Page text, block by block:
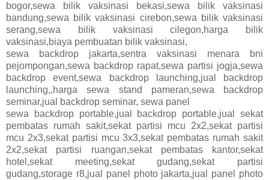
bogor,sewa bilik vaksinasi bekasi,sewa bilik vaksinasi
bandung,sewa bilik vaksinasi cirebon,sewa bilik vaksinasi
serang,sewa bilik vaksinasi cilegon,harga bilik
vaksinasi,biaya pembuatan bilik vaksinasi,
sewa backdrop jakarta,sentra vaksinasi menara bni
pejompongan,sewa backdrop rapat,sewa partisi jogja,sewa
backdrop event,sewa backdrop launching,jual backdrop
launching,,harga sewa stand pameran,sewa backdrop
seminar,jual backdrop seminar, sewa panel
sewa backdrop portable,jual backdrop portable,jual sekat
pembatas rumah sakit,sekat partisi mcu 2x2,sekat partisi
mcu 2x3,sekat partisi mcu 3x3,sekat pembatas rumah sakit
2x2,sekat partisi ruangan,sekat pembatas kantor,sekat
hotel,sekat meeting,sekat gudang,sekat partisi
gudang,storage r8,jual panel photo jakarta,jual panel photo